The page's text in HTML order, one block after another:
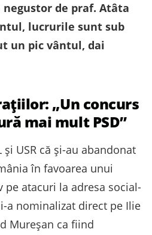
de praf. Atâta
lucrurile sunt sub
un pic vântul, dai
„Un concurs
mai mult PSD”
și USR că și-au abandonat
în favoarea unui
pe atacuri la adresa social-
a nominalizat direct pe Ilie
Mureșan ca fiind